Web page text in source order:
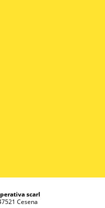
scarl
Cesena